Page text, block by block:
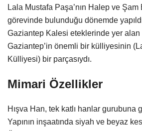
Lala Mustafa Paşa’nın Halep ve
görevinde bulunduğu dönemde
Gaziantep Kalesi eteklerinde yer
Gaziantep’in önemli bir külliyesinin
Külliyesi) bir parçasıydı.
Mimari Özellikler
Hışva Han, tek katlı hanlar gurubuna
Yapının inşaatında siyah ve beyaz